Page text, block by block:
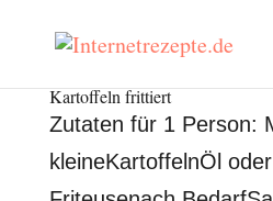
Kartoffeln frittiert
Zutaten für 1 Person:
kleineKartoffelnÖl